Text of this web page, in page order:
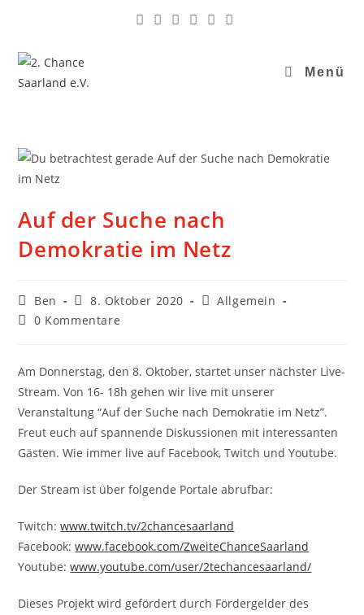
springen
Menü
Auf der Suche nach
Demokratie im Netz
Beitrags-
Autor:
Ben
Beitrag
veröffentlicht:
8. Oktober 2020
Beitrags-
Allgemein
Beitrags-
0 Kommentare
Am Donnerstag, den 8. Oktober, startet unser nächster Live-
Stream. Von 16- 18h gehen wir live mit unserer
Veranstaltung “Auf der Suche nach Demokratie im Netz”.
Freut euch auf spannende Diskussionen mit interessanten
Gästen. Wie immer live auf Facebook, Twitch und Youtube.
Der Stream ist über folgende Portale abrufbar:
Twitch:www.twitch.tv/2chancesaarland
Facebook:www.facebook.com/ZweiteChanceSaarland
Youtube:www.youtube.com/user/2techancesaarland/
Dieses Projekt wird gefördert durch Fördergelder des